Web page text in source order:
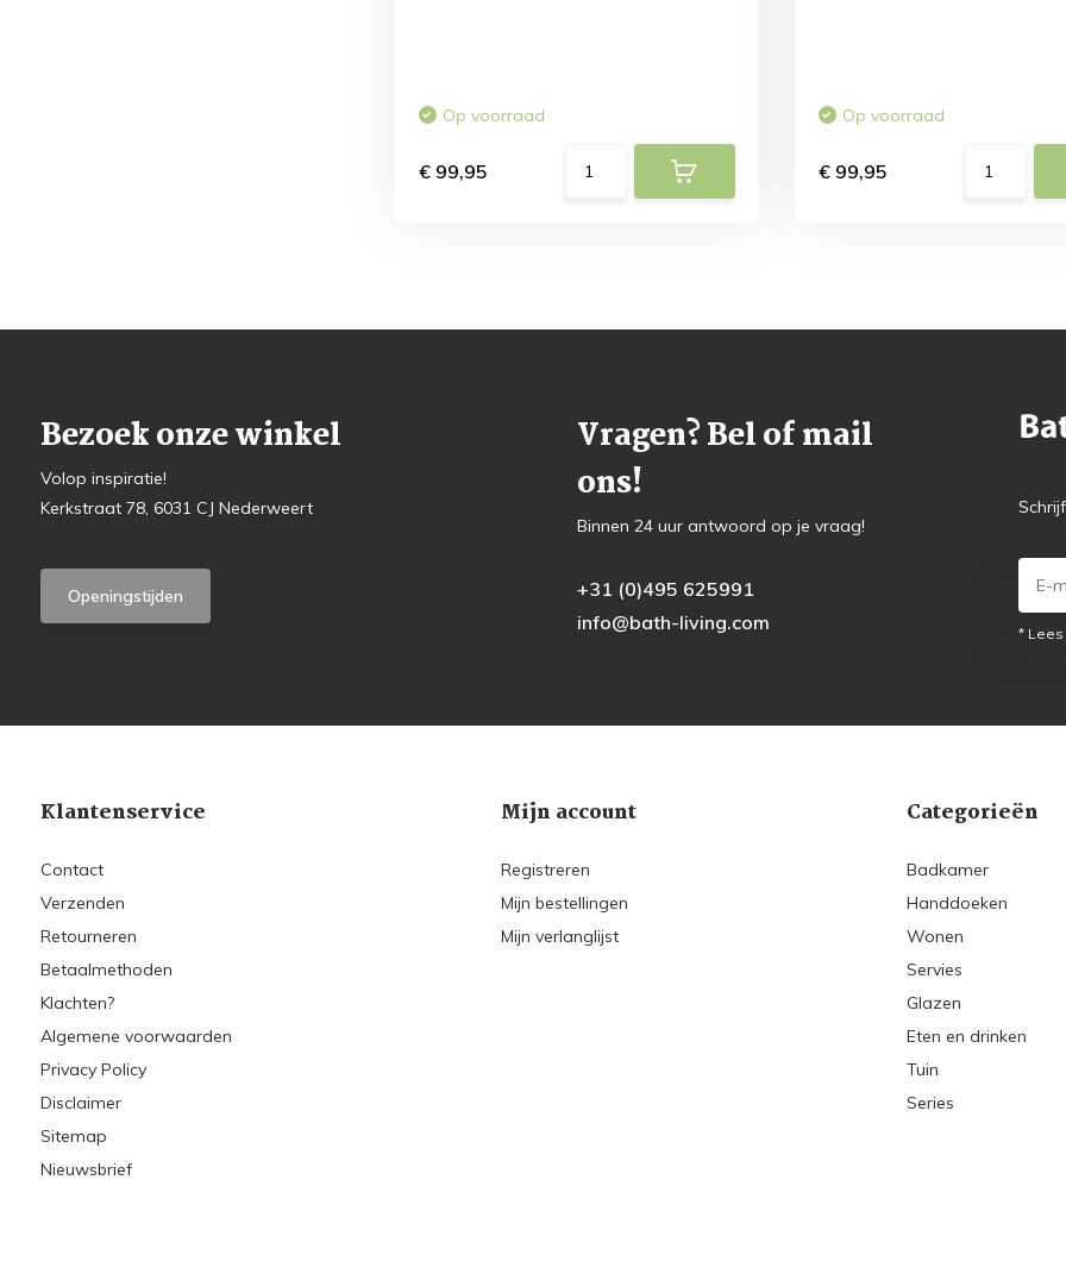
Op voorraad
€ 99,95
Op voorraad
€ 99,95
Bezoek onze winkel
Volop inspiratie!
Kerkstraat 78, 6031 CJ Nederweert
Openingstijden
Vragen? Bel of mail
ons!
Binnen 24 uur antwoord op je vraag!
+31 (0)495 625991
info@bath-living.com
*
Klantenservice
Contact
Verzenden
Retourneren
Betaalmethoden
Klachten?
Algemene voorwaarden
Privacy Policy
Disclaimer
Sitemap
Nieuwsbrief
Mijn account
Registreren
Mijn bestellingen
Mijn verlanglijst
Categorieën
Badkamer
Handdoeken
Wonen
Servies
Glazen
Eten en drinken
Tuin
Series